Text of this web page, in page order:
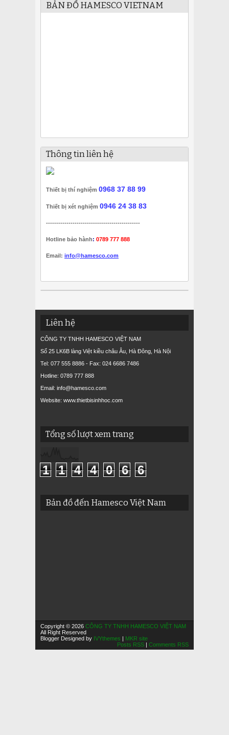
BẢN ĐỒ HAMESCO VIETNAM
Thông tin liên hệ
Thiết bị thí nghiệm 0968 37 88 99
Thiết bị xét nghiệm 0946 24 38 83
----------------------------------------------
Hotline bảo hành: 0789 777 888
Email: info@hamesco.com
Liên hệ
CÔNG TY TNHH HAMESCO VIỆT NAM
Số 25 LK6B làng Việt kiều châu Âu, Hà Đông, Hà Nội
Tel: 077 555 8886 - Fax: 024 6686 7486
Hotline: 0789 777 888
Email: info@hamesco.com
Website: www.thietbisinhhoc.com
Tổng số lượt xem trang
1 1 4 4 0 6 6
Bản đồ đến Hamesco Việt Nam
Copyright © 2026 CÔNG TY TNHH HAMESCO VIỆT NAM
All Right Reserved
Blogger Designed by IVYthemes | MKR site
Posts RSS | Comments RSS